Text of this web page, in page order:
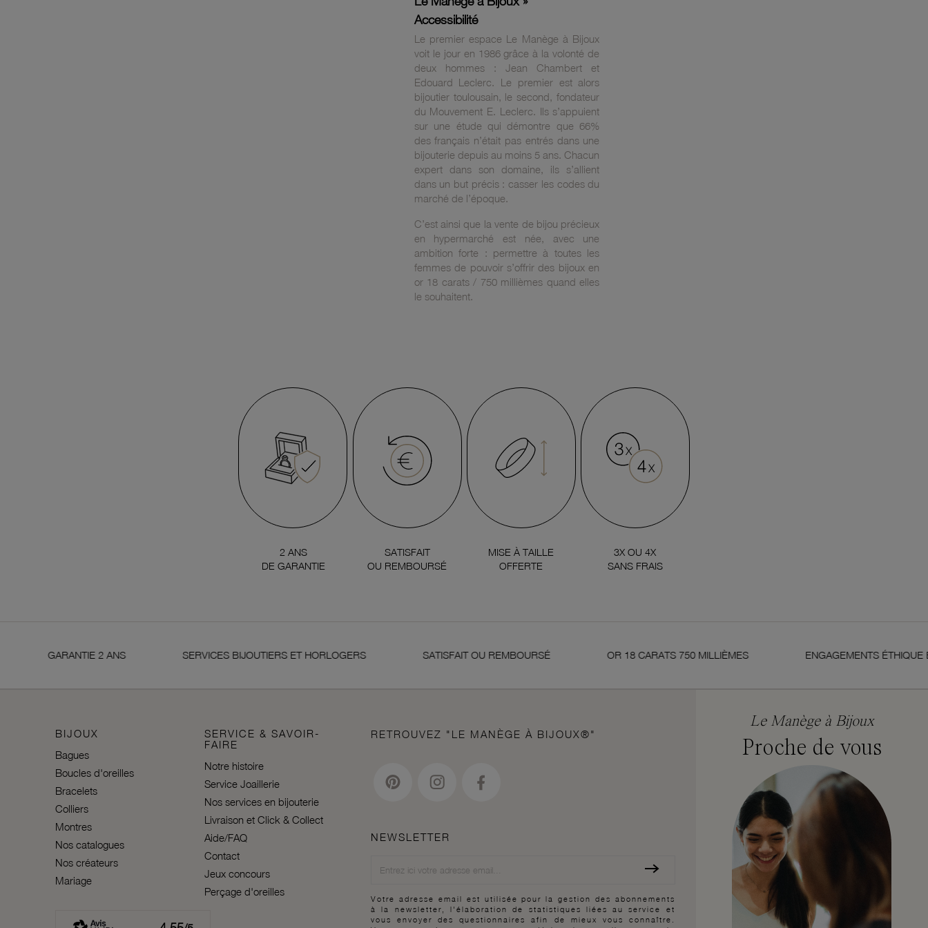
Accessibilité
Le premier espace Le Manège à Bijoux
voit le jour en 1986 grâce à la volonté de
deux hommes : Jean Chambert et
Edouard Leclerc. Le premier est alors
bijoutier toulousain, le second, fondateur
du Mouvement E. Leclerc. Ils s’appuient
sur une étude qui démontre que 66%
des français n’était pas entrés dans une
bijouterie depuis au moins 5 ans. Chacun
expert dans son domaine, ils s’allient
dans un but précis : casser les codes du
marché de l’époque.
C’est ainsi que la vente de bijou précieux
en hypermarché est née, avec une
ambition forte : permettre à toutes les
femmes de pouvoir s’offrir des bijoux en
or 18 carats / 750 millièmes quand elles
le souhaitent.
2 ANS
DE GARANTIE
SATISFAIT
OU REMBOURSÉ
MISE À TAILLE
OFFERTE
3X OU 4X
SANS FRAIS
GARANTIE 2 ANS SERVICES BIJOUTIERS ET HORLOGERS SATISFAIT OU REMBOURSÉ OR 18 CARATS 750 MILLIÈMES ENGAGEMENTS ÉTHIQUE ET
BIJOUX
Bagues
Boucles d'oreilles
Bracelets
Colliers
Montres
Nos catalogues
Nos créateurs
Mariage
SERVICE & SAVOIR-
FAIRE
Notre histoire
Service Joaillerie
Nos services en bijouterie
Livraison et Click & Collect
Aide/FAQ
Contact
Jeux concours
Perçage d'oreilles
RETROUVEZ "LE MANÈGE À BIJOUX®"
NEWSLETTER
Votre adresse email est utilisée pour la gestion des abonnements
à la newsletter, l'élaboration de statistiques liées au service et
vous envoyer des questionnaires afin de mieux vous connaître.
Le Manège à Bijoux
Proche de vous